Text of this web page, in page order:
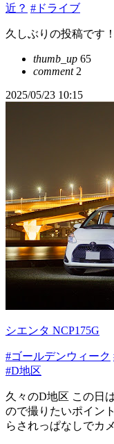
近？ #ドライブ
久しぶりの投稿です
thumb_up 65
comment2
2025/05/23 10:15
シエンタ NCP175G
#ゴールデンウィーク
#D地区
久々のD地区 この日
ので撮りたいポイン
らされっぱなしでカ